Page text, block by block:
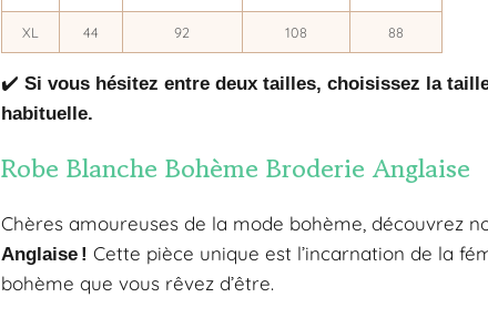
XL 44 92 108 88
✔️ Si vous hésitez entre deux tailles, choisissez la
habituelle.
Robe Blanche Bohème Broderie Anglaise
Chères amoureuses de la mode bohème, découvrez
Anglaise ! Cette pièce unique est l’incarnation de la
bohème que vous rêvez d’être.